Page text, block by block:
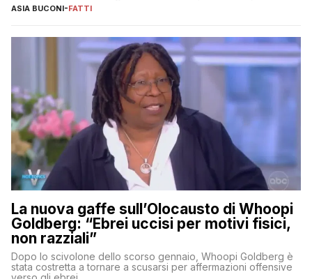
ASIA BUCONI-FATTI
La nuova gaffe sull’Olocausto di Whoopi
Goldberg: “Ebrei uccisi per motivi fisici,
non razziali”
Dopo lo scivolone dello scorso gennaio, Whoopi Goldberg è
stata costretta a tornare a scusarsi per affermazioni offensive